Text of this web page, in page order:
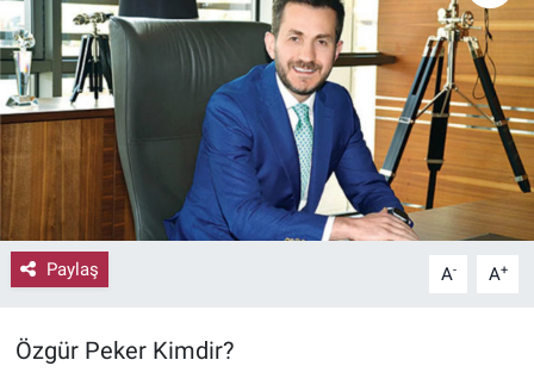
Paylaş A- A+
Özgür Peker Kimdir?